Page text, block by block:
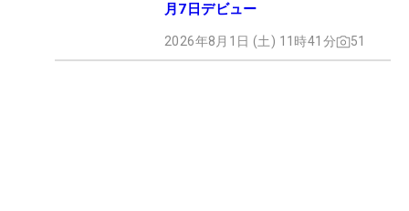
月7日デビュー
2026年8月1日 (土) 11時41分 51